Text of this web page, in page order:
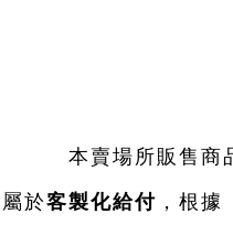
本賣場所販售商
於客製化給付 ，根